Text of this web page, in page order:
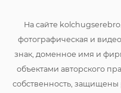
На сайте
фотографическая и
знак, доменное имя и
объектами авторского
собственность, защищены